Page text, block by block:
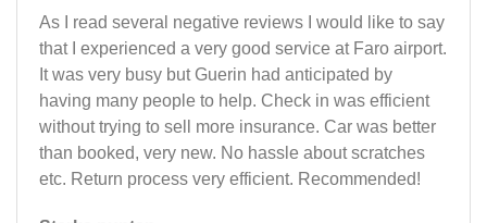
As I read several negative reviews I would like to say
that I experienced a very good service at Faro airport.
It was very busy but Guerin had anticipated by
having many people to help. Check in was efficient
without trying to sell more insurance. Car was better
than booked, very new. No hassle about scratches
etc. Return process very efficient. Recommended!